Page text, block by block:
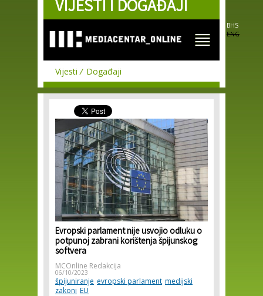
Skip to
main
VIJESTI I DOGAĐAJI
BHS
ENG
Vijesti Događaji
Evropski parlament nije usvojio odluku o
potpunoj zabrani korištenja špijunskog
softvera
MCOnline Redakcija
06/10/2023
špijuniranje evropski parlament medijski
zakoni EU